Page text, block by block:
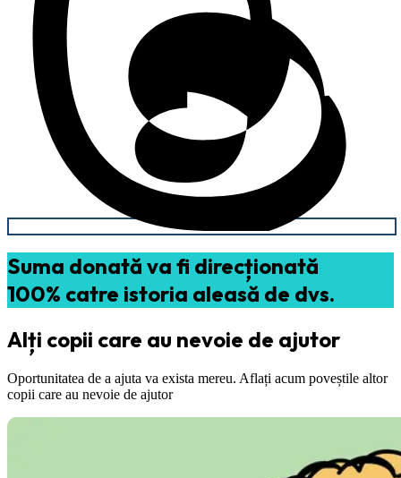
Suma donată va fi direcționată
100% catre istoria aleasă de dvs.
Alți copii care au nevoie de ajutor
Oportunitatea de a ajuta va exista mereu. Aflați acum poveștile altor
copii care au nevoie de ajutor